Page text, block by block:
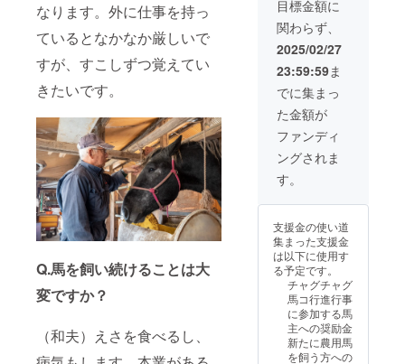
なります。外に仕事を持っ
ているとなかなか厳しいで
すが、すこしずつ覚えてい
きたいです。
Q.馬を飼い続けることは大
変ですか？
（和夫）えさを食べるし、
ン品の
発送の
ため、
住所・
電話番
号は必
ずご入
力くだ
さい。
※返品・
交換は
せんの
で、あ
らかじ
めご了
承くだ
さい。
連絡し
ます。
行列参
加リ
につい
てのご
注意 ※
お子さ
まは小
学3年生
程度ま
乗馬練
習にご
参加い
ただけ
る方に
限りま
す。
（4〜5
月頃に1
回以
上。馬
の交通
費や滞
在費は
各自で
くださ
い。 ・
支援者
様との
連絡方
法：詳
細は
電話で
連絡し
ます。
行列参
加リ
ターン
につい
てのご
注意 ※
お子さ
まは小
せんの
で、あ
らかじ
めご了
承くだ
さい。
※サイズ
は商品
によっ
て多少
の差が
110mm
（取手
部分の
みの高
さ：
150mm
） ※リ
ターン
品の発
送のた
め、住
話番号
ご入力
くださ
い。 ※
返品・
交換は
承って
おりま
せんの
で、あ
目標金額に
関わらず、
2025/02/27
23:59:59ま
でに集まっ
た金額が
ファンディ
ングされま
す。
支援金の使い道
集まった支援金
は以下に使用す
る予定です。
チャグチャグ
馬コ行進行事
に参加する馬
主への奨励金
新たに農用馬
を飼う方への